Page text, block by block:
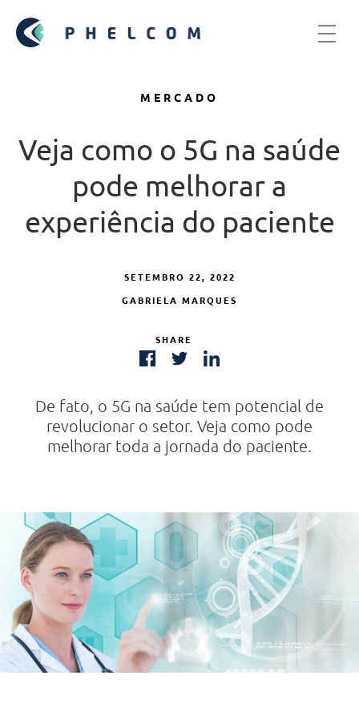
MERCADO
Veja como o 5G na saúde
pode melhorar a
experiência do paciente
SETEMBRO 22, 2022
GABRIELA MARQUES
SHARE
De fato, o 5G na saúde tem potencial de
revolucionar o setor. Veja como pode
melhorar toda a jornada do paciente.